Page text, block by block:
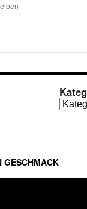
K
r
GESCHMACK